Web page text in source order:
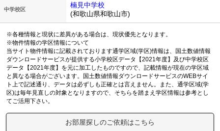
中学校区
楠見中学校
(和歌山県和歌山市)
※各種情報と現状に差異がある場合は、現状優先となります。
※物件情報の学区情報について
当サイト物件情報に記載されております通学区域(学区)情報は、国土数値情報
ダウンロードサービスが提供する小学校区データ【2021年度】及び中学校区
データ【2021年度】を元に加工したものですので、記載情報が現在の学区域
と異なる場合がございます。国土数値情報ダウンロードサービスのWEBサイ
ト上で記述通り、データは必ずしも正確とは言えません。また、通学区域(学
区)は毎年見直しの対象となりますので、そちらを踏まえ学区情報は参考とし
てご活用下さい。
お部屋探しのご依頼はこちら